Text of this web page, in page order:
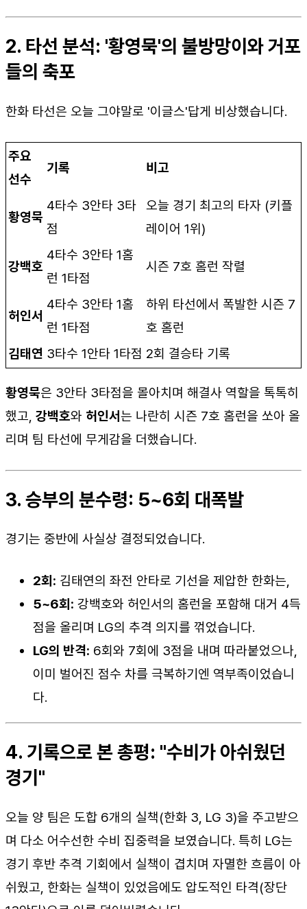
2. 타선 분석: '황영묵'의 불방망이와 거포
들의 축포
한화 타선은 오늘 그야말로 '이글스'답게 비상했습니다.
주요
선수
기록 비고
황영묵
4타수 3안타 3타
점
오늘 경기 최고의 타자 (키플
레이어 1위)
강백호
4타수 3안타 1홈
런 1타점
시즌 7호 홈런 작렬
허인서
4타수 3안타 1홈
런 1타점
하위 타선에서 폭발한 시즌 7
호 홈런
김태연 3타수 1안타 1타점 2회 결승타 기록
황영묵은 3안타 3타점을 몰아치며 해결사 역할을 톡톡히
했고, 강백호와 허인서는 나란히 시즌 7호 홈런을 쏘아 올
리며 팀 타선에 무게감을 더했습니다.
3. 승부의 분수령: 5~6회 대폭발
경기는 중반에 사실상 결정되었습니다.
2회: 김태연의 좌전 안타로 기선을 제압한 한화는,
5~6회: 강백호와 허인서의 홈런을 포함해 대거 4득
점을 올리며 LG의 추격 의지를 꺾었습니다.
LG의 반격: 6회와 7회에 3점을 내며 따라붙었으나,
이미 벌어진 점수 차를 극복하기엔 역부족이었습니
다.
4. 기록으로 본 총평: "수비가 아쉬웠던
경기"
오늘 양 팀은 도합 6개의 실책(한화 3, LG 3)을 주고받으
며 다소 어수선한 수비 집중력을 보였습니다. 특히 LG는
경기 후반 추격 기회에서 실책이 겹치며 자멸한 흐름이 아
쉬웠고, 한화는 실책이 있었음에도 압도적인 타격(장단